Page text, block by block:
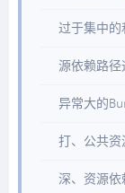
过于集中的
源依赖路径
异常大的
打、公共资
深、资源